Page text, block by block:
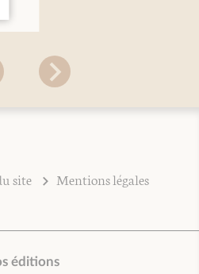
site
Mentions légales
éditions